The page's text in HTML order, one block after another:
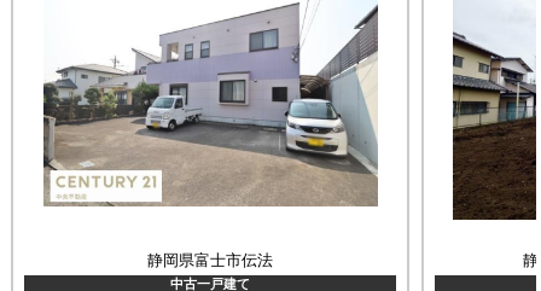
静岡県富士市伝法
中古一戸建て